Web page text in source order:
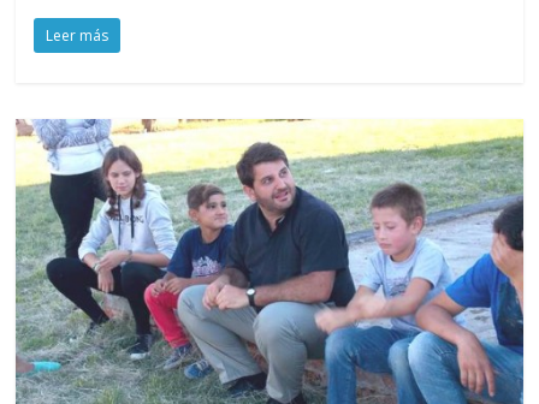
Leer más